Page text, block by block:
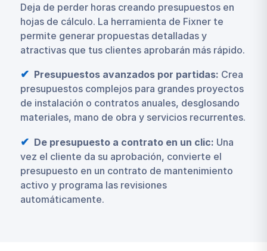
Deja de perder horas creando presupuestos en
hojas de cálculo. La herramienta de Fixner te
permite generar propuestas detalladas y
atractivas que tus clientes aprobarán más rápido.
Presupuestos avanzados por partidas: Crea
presupuestos complejos para grandes proyectos
de instalación o contratos anuales, desglosando
materiales, mano de obra y servicios recurrentes.
De presupuesto a contrato en un clic: Una
vez el cliente da su aprobación, convierte el
presupuesto en un contrato de mantenimiento
activo y programa las revisiones
automáticamente.